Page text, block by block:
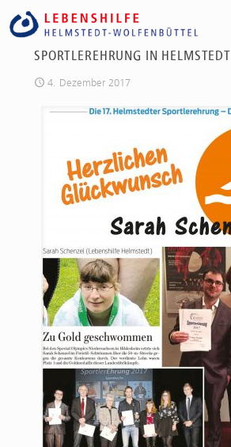
SPORTLEREHRUNG IN HELMSTEDT
4. Dezember 2017